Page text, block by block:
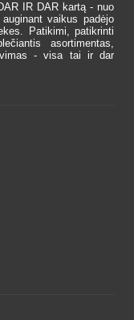
IR DAR kartą - nuo
vaikus padėjo
Patikimi, patikrinti
asortimentas,
- visa tai ir dar